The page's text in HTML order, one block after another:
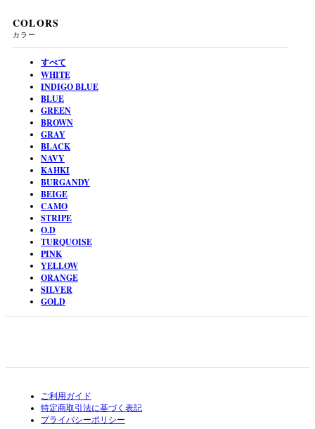
COLORS
カラー
すべて
WHITE
INDIGO BLUE
BLUE
GREEN
BROWN
GRAY
BLACK
NAVY
KAHKI
BURGANDY
BEIGE
CAMO
STRIPE
O.D
TURQUOISE
PINK
YELLOW
ORANGE
SILVER
GOLD
ご利用ガイド
特定商取引法に基づく表記
プライバシーポリシー